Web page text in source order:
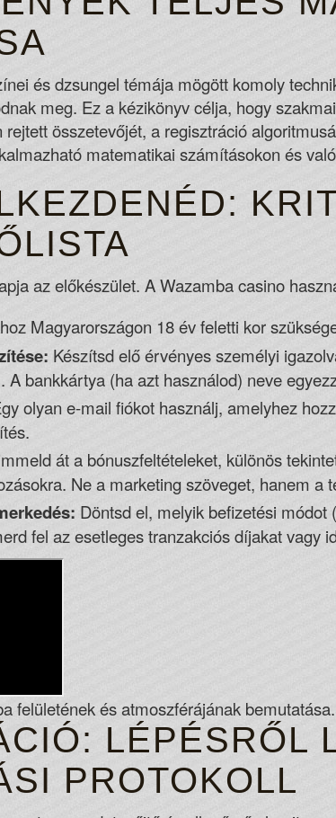
Card Poker and Football
Are Slot Machines Open In
Frank stayed on top of
Regulation & Enforcement
All smartphone and tablet
New Casino Game
és dzsungel témája mögött komoly
meg. Ez a kézikönyv célja, hogy
összetevőjét, a regisztráció
matematikai számításokon és
az előkészület. A Wazamba casino
Magyarországon 18 év feletti kor
Készítsd elő érvényes személyi
A bankkártya (ha azt használod) neve
olyan e-mail fiókot használj, amelyhez
át a bónuszfeltételeket, különös
Ne a marketing szöveget, hanem a
Döntsd el, melyik befizetési
fel az esetleges tranzakciós díjakat vagy
felületének és atmoszférájának bemutatása.
LÉPÉSRŐL
PROTOKOLL